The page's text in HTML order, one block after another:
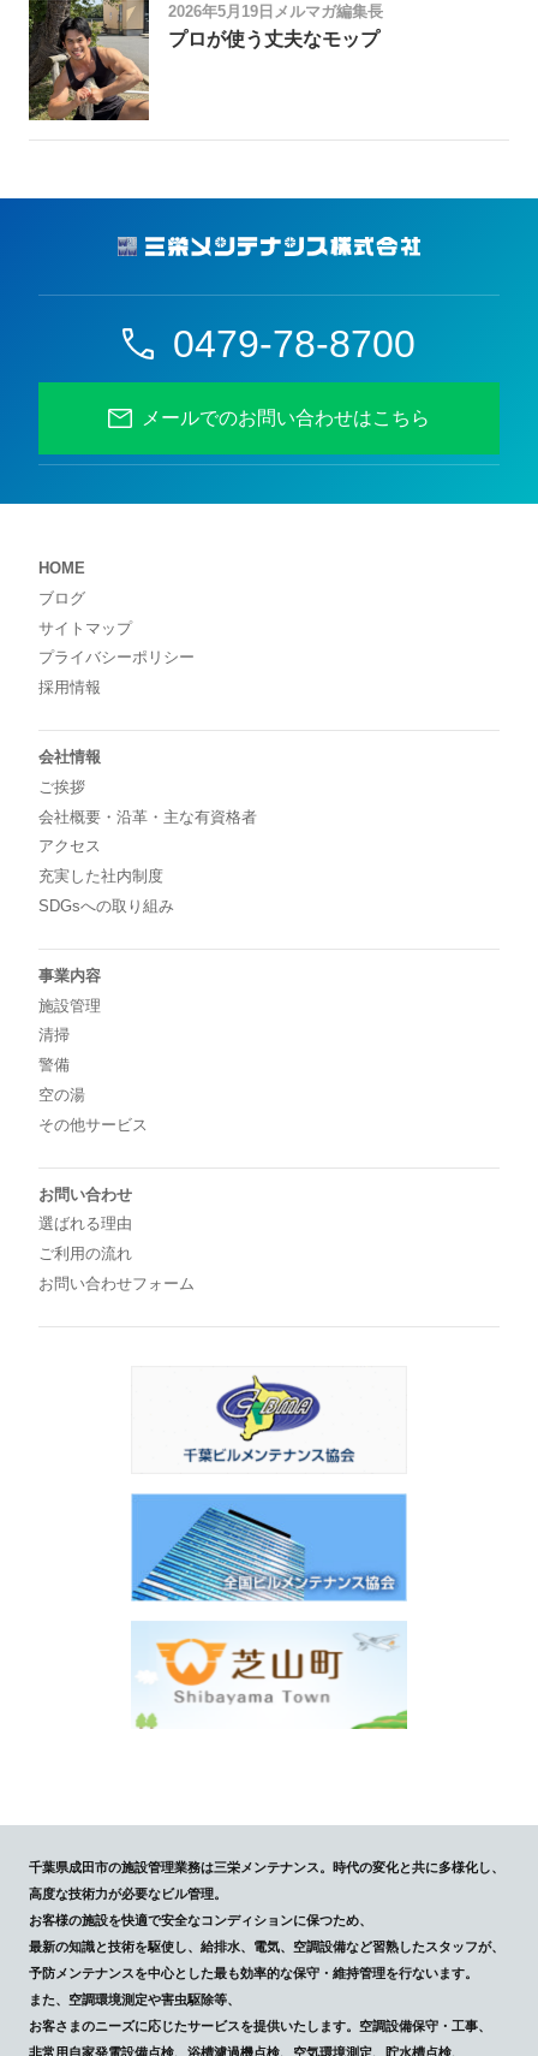
2026年5月19日 メルマガ編集長
プロが使う丈夫なモップ
0479-78-8700
メールでのお問い合わせはこちら
HOME
ブログ
サイトマップ
プライバシーポリシー
採用情報
会社情報
ご挨拶
会社概要・沿革・主な有資格者
アクセス
充実した社内制度
SDGsへの取り組み
事業内容
施設管理
清掃
警備
空の湯
その他サービス
お問い合わせ
選ばれる理由
ご利用の流れ
お問い合わせフォーム
千葉県成田市の施設管理業務は三栄メンテナンス。時代の変化と共に多様化し、
高度な技術力が必要なビル管理。
お客様の施設を快適で安全なコンディションに保つため、
最新の知識と技術を駆使し、給排水、電気、空調設備など習熟したスタッフが、
予防メンテナンスを中心とした最も効率的な保守・維持管理を行ないます。
また、空調環境測定や害虫駆除等、
お客さまのニーズに応じたサービスを提供いたします。空調設備保守・工事、
非常用自家発電設備点検、浴槽濾過機点検、空気環境測定、貯水槽点検、